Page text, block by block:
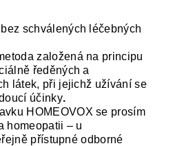
schválených léčebných
založená na principu
ředěných a
látek, při jejichž užívání se
účinky.
HOMEOVOXse prosím
homeopatii – u
přístupné odborné